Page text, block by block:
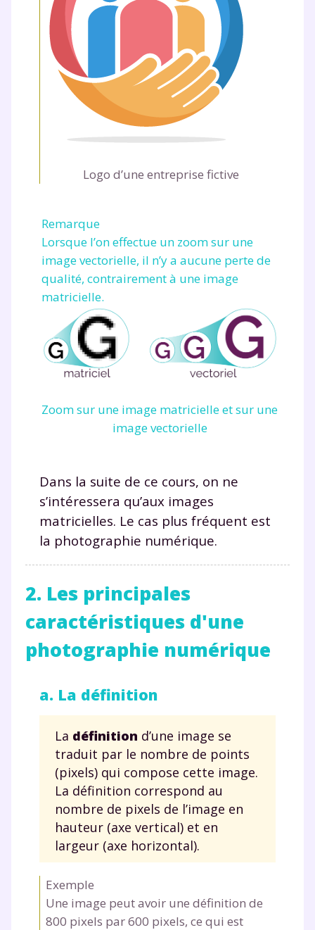
Logo d’une entreprise fictive
Remarque
Lorsque l’on effectue un zoom sur une
image vectorielle, il n’y a aucune perte de
qualité, contrairement à une image
matricielle.
Zoom sur une image matricielle et sur une
image vectorielle
Dans la suite de ce cours, on ne
s’intéressera qu’aux images
matricielles. Le cas plus fréquent est
la photographie numérique.
2. Les principales
caractéristiques d'une
photographie numérique
a. La définition
La définition d’une image se
traduit par le nombre de points
(pixels) qui compose cette image.
La définition correspond au
nombre de pixels de l’image en
hauteur (axe vertical) et en
largeur (axe horizontal).
Exemple
Une image peut avoir une définition de
800 pixels par 600 pixels, ce qui est